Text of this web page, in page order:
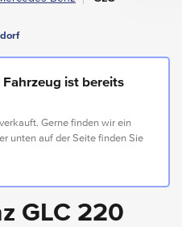
ist bereits
Gerne finden wir ein
unten auf der Seite finden Sie
GLC 220